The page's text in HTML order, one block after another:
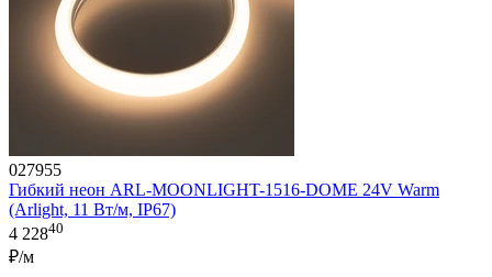
027955
Гибкий неон ARL-MOONLIGHT-1516-DOME 24V Warm
(Arlight, 11 Вт/м, IP67)
4 22840
₽/м